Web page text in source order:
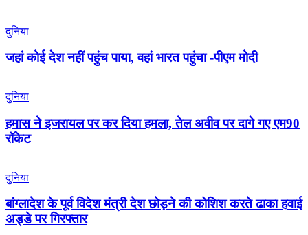
दुनिया
जहां कोई देश नहीं पहुंच पाया, वहां भारत पहुंचा -पीएम मोदी
दुनिया
हमास ने इजरायल पर कर दिया हमला, तेल अवीव पर दागे गए एम90
रॉकेट
दुनिया
बांग्लादेश के पूर्व विदेश मंत्री देश छोड़ने की कोशिश करते ढाका हवाई
अड्डे पर गिरफ्तार